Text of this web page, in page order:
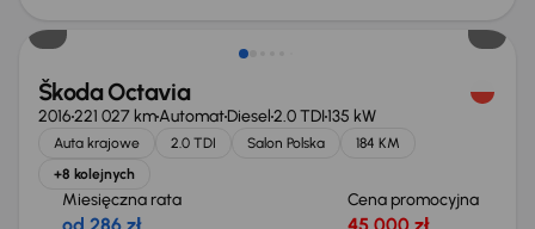
Škoda Octavia
2016221 027 kmAutomatDiesel2.0 TDI135 kW
Auta krajowe 2.0 TDI Salon Polska
184 KM
+8 kolejnych
Miesięczna rata Cena promocyjna